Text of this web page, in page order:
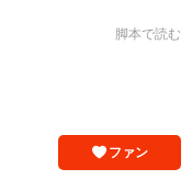
脚本で読む
ファン